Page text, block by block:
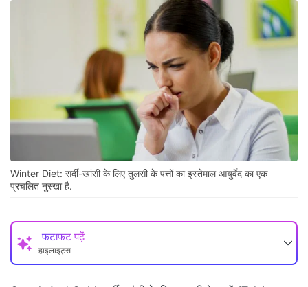
Winter Diet: सर्दी-खांसी के लिए तुलसी के पत्तों का इस्तेमाल आयुर्वेद का एक
प्रचलित नुस्खा है.
फटाफट पढ़ें
हाइलाइट्स